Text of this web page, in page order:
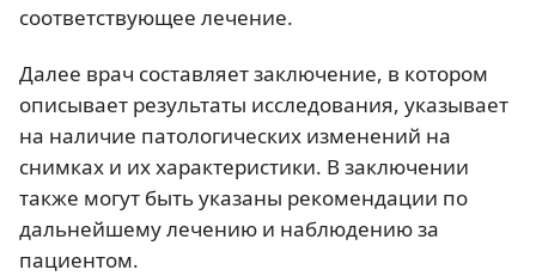
соответствующее лечение.
Далее врач составляет заключение, в котором
описывает результаты исследования, указывает
на наличие патологических изменений на
снимках и их характеристики. В заключении
также могут быть указаны рекомендации по
дальнейшему лечению и наблюдению за
пациентом.